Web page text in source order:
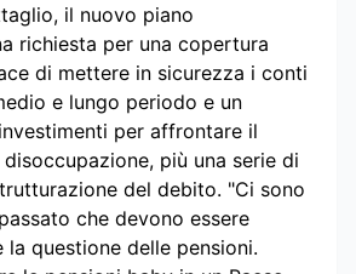
il nuovo piano
richiesta per una copertura
di mettere in sicurezza i conti
e lungo periodo e un
per affrontare il
più una serie di
del debito. "Ci sono
che devono essere
la questione delle pensioni.